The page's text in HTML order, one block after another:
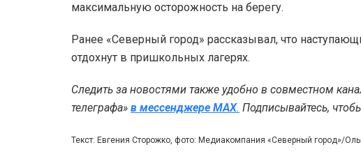
максимальную осторожность на берегу.
Ранее «Северный город» рассказывал, что
отдохнут в пришкольных лагерях.
Следить за новостями также удобно в совместном
телеграфа» в мессенджере MAX. Подписывайтесь,
Текст: Евгения Сторожко, фото: Медиакомпания «Северный город»/